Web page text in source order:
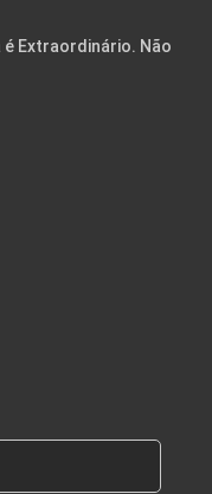
é Extraordinário. Não